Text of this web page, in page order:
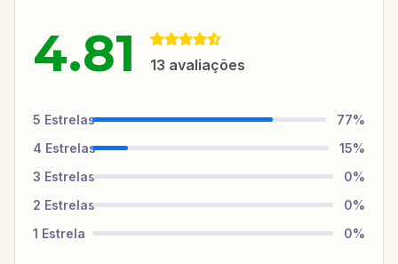
4.81 13 avaliações
5 Estrelas 77%
4 Estrelas 15%
3 Estrelas 0%
2 Estrelas 0%
1 Estrela 0%